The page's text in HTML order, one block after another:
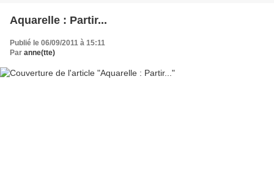
Aquarelle : Partir...
Publié le 06/09/2011 à 15:11
Par anne(tte)